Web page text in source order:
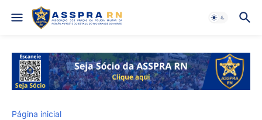
Página inicial